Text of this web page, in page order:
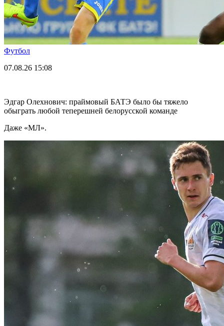
Футбол
07.08.26 15:08
Эдгар Олехнович: праймовый БАТЭ было бы тяжело
обыграть любой теперешней белорусской команде
Даже «МЛ».